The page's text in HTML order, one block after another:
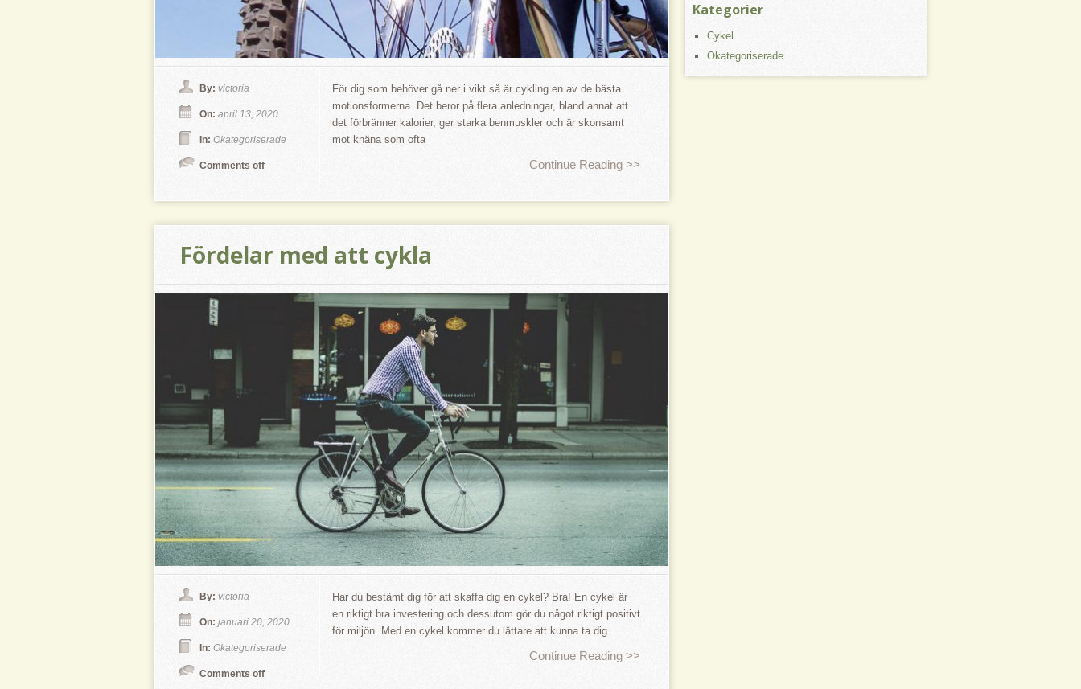
By: victoria
On: april 13, 2020
In: Okategoriserade
Comments off
För dig som behöver gå ner i vikt så är cykling en av de bästa
motionsformerna. Det beror på flera anledningar, bland annat att
det förbränner kalorier, ger starka benmuskler och är skonsamt
mot knäna som ofta
Continue Reading >>
Fördelar med att cykla
By: victoria
On: januari 20, 2020
In: Okategoriserade
Comments off
Har du bestämt dig för att skaffa dig en cykel? Bra! En cykel är
en riktigt bra investering och dessutom gör du något riktigt positivt
för miljön. Med en cykel kommer du lättare att kunna ta dig
Continue Reading >>
Kategorier
Cykel
Okategoriserade